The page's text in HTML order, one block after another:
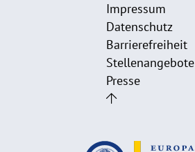
Impressum
Datenschutz
Barrierefreiheit
Stellenangebote
Presse